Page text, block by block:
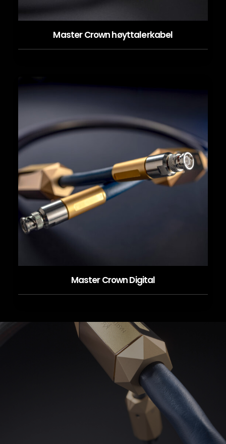
LES MER
Master Crown høyttalerkabel
Master Crown Digital